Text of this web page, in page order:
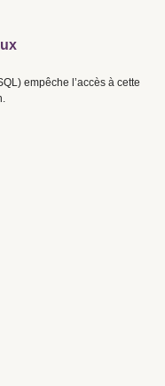
empêche l’accès à cette